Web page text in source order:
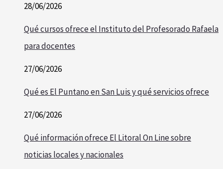
28/06/2026
Qué cursos ofrece el Instituto del Profesorado Rafaela
para docentes
27/06/2026
Qué es El Puntano en San Luis y qué servicios ofrece
27/06/2026
Qué información ofrece El Litoral On Line sobre
noticias locales y nacionales